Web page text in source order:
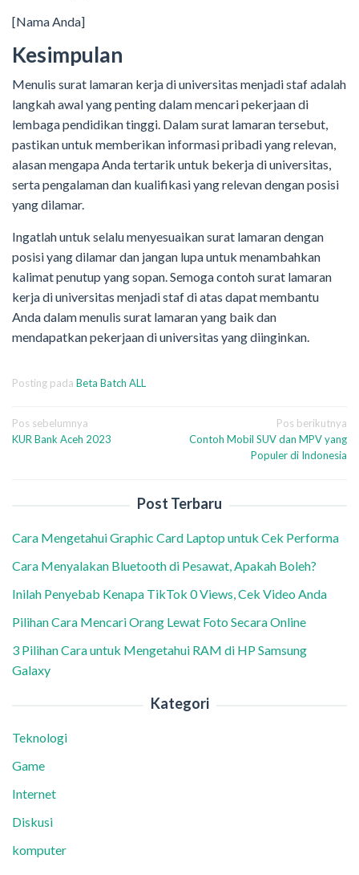
[Nama Anda]
Kesimpulan
Menulis surat lamaran kerja di universitas menjadi staf adalah
langkah awal yang penting dalam mencari pekerjaan di
lembaga pendidikan tinggi. Dalam surat lamaran tersebut,
pastikan untuk memberikan informasi pribadi yang relevan,
alasan mengapa Anda tertarik untuk bekerja di universitas,
serta pengalaman dan kualifikasi yang relevan dengan posisi
yang dilamar.
Ingatlah untuk selalu menyesuaikan surat lamaran dengan
posisi yang dilamar dan jangan lupa untuk menambahkan
kalimat penutup yang sopan. Semoga contoh surat lamaran
kerja di universitas menjadi staf di atas dapat membantu
Anda dalam menulis surat lamaran yang baik dan
mendapatkan pekerjaan di universitas yang diinginkan.
Posting pada Beta Batch ALL
Navigasi
pos
Pos sebelumnya
KUR Bank Aceh 2023
Pos berikutnya
Contoh Mobil SUV dan MPV yang
Populer di Indonesia
Post Terbaru
Cara Mengetahui Graphic Card Laptop untuk Cek Performa
Cara Menyalakan Bluetooth di Pesawat, Apakah Boleh?
Inilah Penyebab Kenapa TikTok 0 Views, Cek Video Anda
Pilihan Cara Mencari Orang Lewat Foto Secara Online
3 Pilihan Cara untuk Mengetahui RAM di HP Samsung
Galaxy
Kategori
Teknologi
Game
Internet
Diskusi
komputer